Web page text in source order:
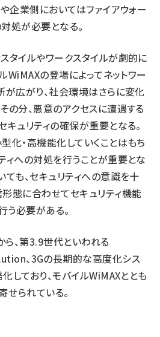
企業側においてはファイアウォー
処が必要となる。
タイルやワークスタイルが劇的に
WiMAXの登場によってネットワー
が広がり、社会環境はさらに変化
の分、悪意のアクセスに遭遇する
キュリティの確保が重要となる。
化・高機能化していくことはもち
ィへの対処を行うことが重要とな
ても、セキュリティへの意識を十
態に合わせてセキュリティ機能
う必要がある。
、第3.9世代といわれる
、3Gの長期的な高度化シス
しており、モバイルWiMAXととも
られている。